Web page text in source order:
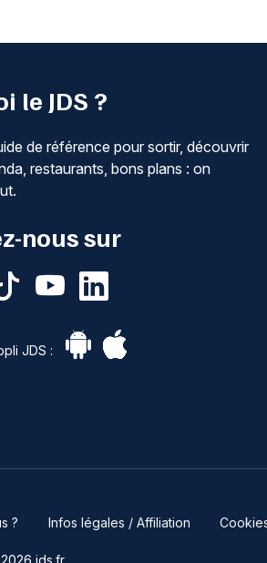
le JDS ?
de référence pour sortir, découvrir
restaurants, bons plans : on
nous sur
JDS :
? Infos légales / Affiliation
jds.fr